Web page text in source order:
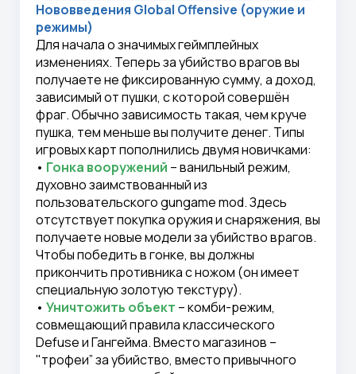
Нововведения Global Offensive (оружие и
режимы)
Для начала о значимых геймплейных
изменениях. Теперь за убийство врагов вы
получаете не фиксированную сумму, а доход,
зависимый от пушки, с которой совершён
фраг. Обычно зависимость такая, чем круче
пушка, тем меньше вы получите денег. Типы
игровых карт пополнились двумя новичками:
• Гонка вооружений – ванильный режим,
духовно заимствованный из
пользовательского gungame mod. Здесь
отсутствует покупка оружия и снаряжения, вы
получаете новые модели за убийство врагов.
Чтобы победить в гонке, вы должны
прикончить противника с ножом (он имеет
специальную золотую текстуру).
• Уничтожить объект – комби-режим,
совмещающий правила классического
Defuse и Гангейма. Вместо магазинов –
"трофеи” за убийство, вместо привычного